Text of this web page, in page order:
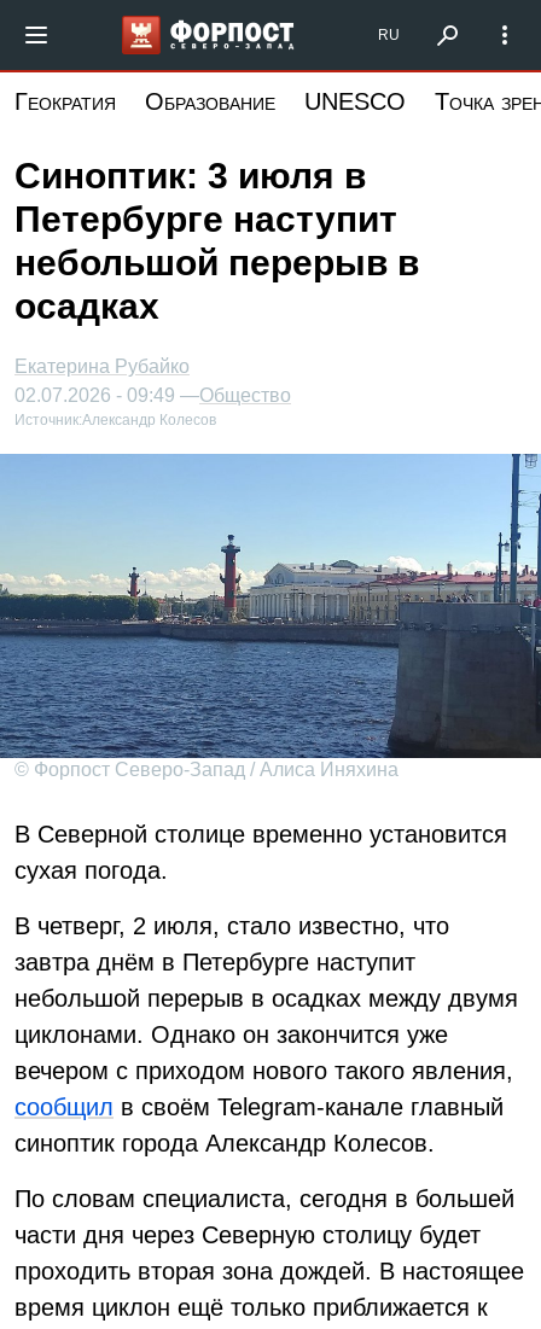
основному
Форпост Северо-Запад
RU
Геократия Образование UNESCO Точка
Синоптик: 3 июля в
Петербурге наступит
небольшой перерыв в
осадках
Екатерина Рубайко
02.07.2026 - 09:49 —Общество
Источник:Александр Колесов
© Форпост Северо-Запад / Алиса Иняхина
В Северной столице временно установится
сухая погода.
В четверг, 2 июля, стало известно, что
завтра днём в Петербурге наступит
небольшой перерыв в осадках между двумя
циклонами. Однако он закончится уже
вечером с приходом нового такого явления,
сообщил в своём Telegram-канале главный
синоптик города Александр Колесов.
По словам специалиста, сегодня в большей
части дня через Северную столицу будет
проходить вторая зона дождей. В настоящее
время циклон ещё только приближается к